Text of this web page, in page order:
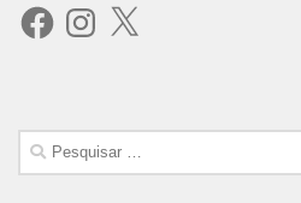
FacebookInstagram
X
Pesquisar
por: